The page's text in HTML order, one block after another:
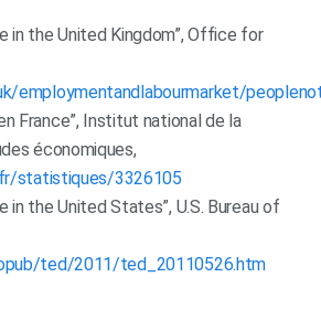
in the United Kingdom”, Office for
employmentandlabourmarket/
France”, Institut national de la
économiques,
statistiques/3326105
in the United States”, U.S. Bureau of
ted/2011/ted_20110526.htm